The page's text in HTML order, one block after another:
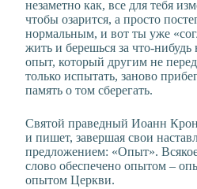
незаметно как, все для тебя
чтобы озарится, а просто
нормальным, и вот ты уже
жить и берешься за что-
опыт, который другим не
только испытать, заново
память о том сберегать.
Святой праведный Иоанн
и пишет, завершая свои
предложением: «Опыт».
слово обеспечено опытом –
опытом Церкви.